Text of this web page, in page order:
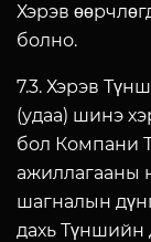
Хэрэв
болно.
7.3. Хэрэв
(удаа) шинэ
бол Компани
ажиллагааны
шагналын
дахь Түншийн